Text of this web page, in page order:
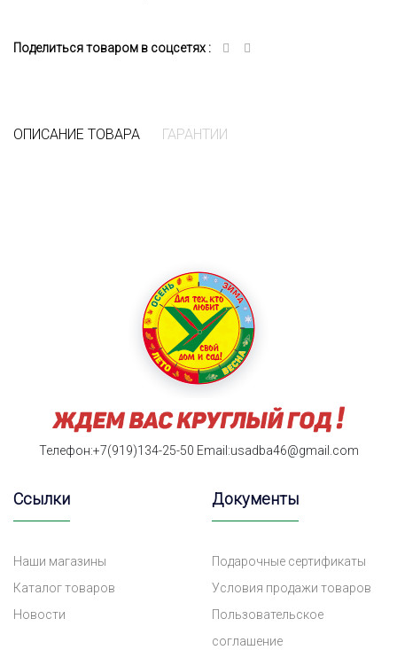
Поделиться товаром в соцсетях :
ОПИСАНИЕ ТОВАРА ГАРАНТИИ
Телефон:+7(919)134-25-50 Email:usadba46@gmail.com
Ссылки
Наши магазины
Каталог товаров
Новости
Документы
Подарочные сертификаты
Условия продажи товаров
Пользовательское
соглашение